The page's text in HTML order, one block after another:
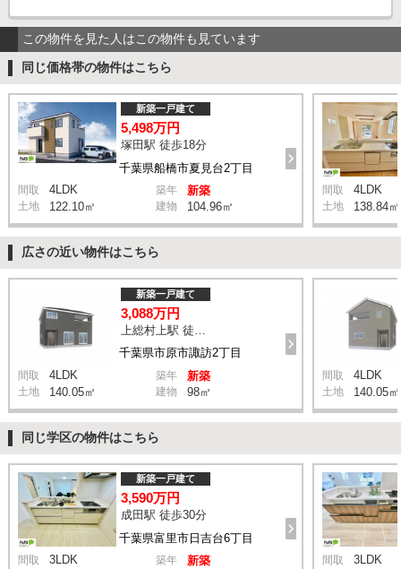
この物件を見た人はこの物件も見ています
同じ価格帯の物件はこちら
千葉県船橋市夏見台2丁目
新築一戸建て
5,498万円
塚田駅 徒歩18分
間取 4LDK 築年 新築
土地 122.10㎡ 建物 104.96㎡
間取 4LDK
土地 138.84㎡
広さの近い物件はこちら
千葉県市原市諏訪2丁目
新築一戸建て
3,088万円
間取 4LDK 築年 新築
土地 140.05㎡ 建物 98㎡
間取 4LDK
土地 140.05㎡
同じ学区の物件はこちら
千葉県富里市日吉台6丁目
新築一戸建て
3,590万円
成田駅 徒歩30分
間取 3LDK 築年 新築 間取 3LDK